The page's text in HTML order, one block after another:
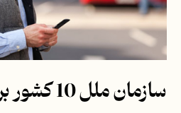
سازمان ملل